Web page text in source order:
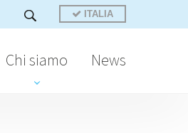
ITALIA
Chi siamo News